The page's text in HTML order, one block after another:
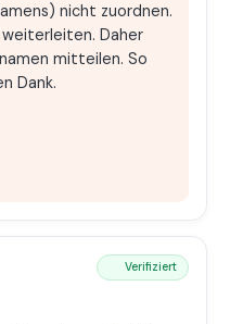
nicht zuordnen.
weiterleiten. Daher
mitteilen. So
Dank.
Verifiziert